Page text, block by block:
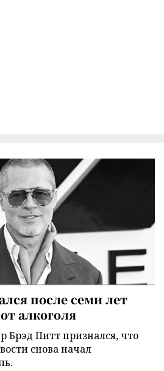
после семи лет
алкоголя
Брэд Питт признался, что
снова начал